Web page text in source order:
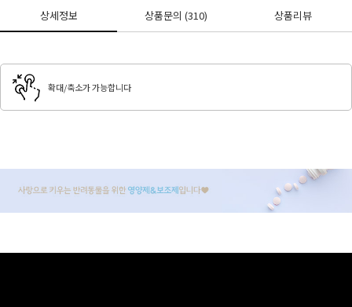
상세정보 상품문의 (310) 상품리뷰
확대/축소가 가능합니다